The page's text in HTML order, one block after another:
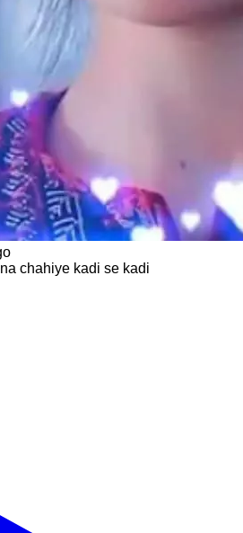
chahiye kadi se kadi